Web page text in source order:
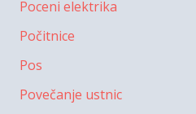
Poceni elektrika
Počitnice
Pos
Povečanje ustnic